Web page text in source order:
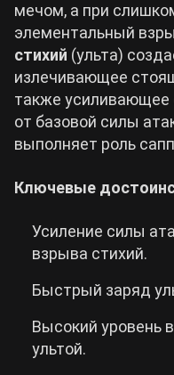
мечом, а при
элементальный
стихий (ульта)
излечивающее
также усиливающее
от базовой силы
выполняет роль
Ключевые
Усиление силы
взрыва стихий.
Быстрый заряд
Высокий уровень
ультой.